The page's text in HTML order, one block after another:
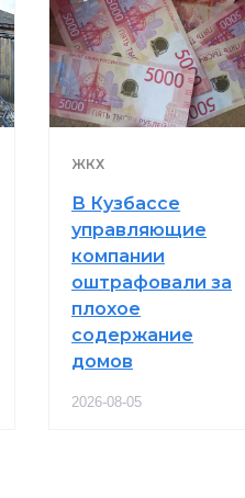
ЖКХ
В Кузбассе
управляющие
компании
оштрафовали за
плохое
содержание
домов
2026-08-05